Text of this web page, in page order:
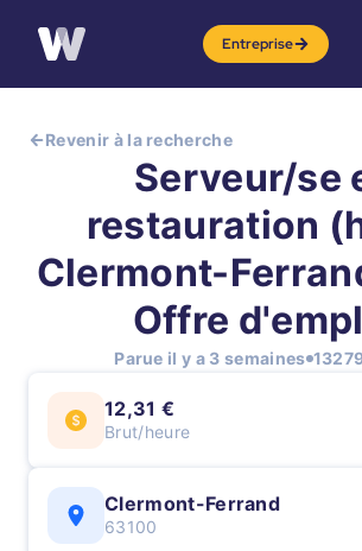
Entreprise
Revenir à la recherche
Serveur/se
restauration
Clermont-
Offre
Parue il y a 3 semaines
12,31 €
Brut/heure
Clermont-Ferrand
63100